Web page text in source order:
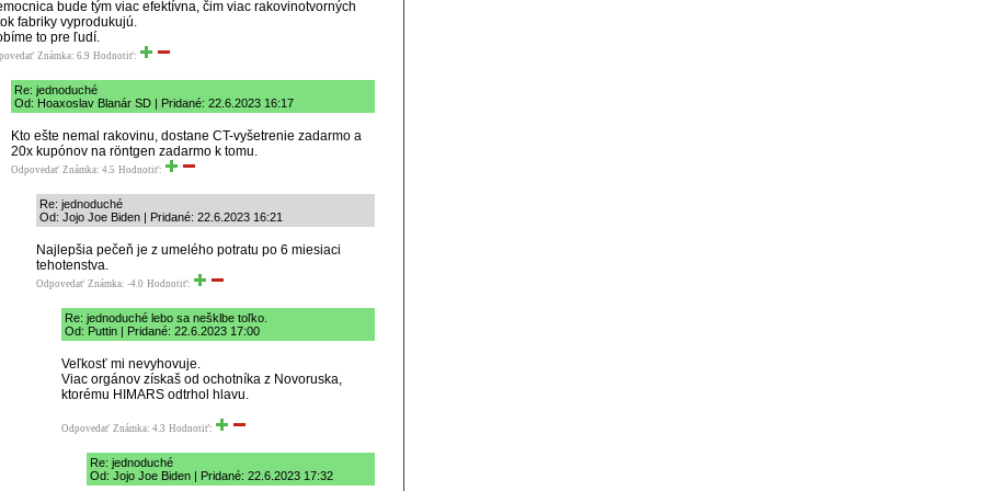
bude tým viac efektívna, čim viac rakovinotvorných
fabriky vyprodukujú.
to pre ľudí.
Známka: 6.9 Hodnotiť:
Re: jednoduché
Od: Hoaxoslav Blanár SD | Pridané: 22.6.2023 16:17
Kto ešte nemal rakovinu, dostane CT-vyšetrenie zadarmo a
20x kupónov na röntgen zadarmo k tomu.
Odpovedať Známka: 4.5 Hodnotiť:
Re: jednoduché
Od: Jojo Joe Biden | Pridané: 22.6.2023 16:21
Najlepšia pečeň je z umelého potratu po 6 miesiaci
tehotenstva.
Odpovedať Známka: -4.0 Hodnotiť:
Re: jednoduché lebo sa nešklbe toľko.
Od: Puttin | Pridané: 22.6.2023 17:00
Veľkosť mi nevyhovuje.
Viac orgánov získaš od ochotníka z Novoruska,
ktorému HIMARS odtrhol hlavu.
Odpovedať Známka: 4.3 Hodnotiť:
Re: jednoduché
Od: Jojo Joe Biden | Pridané: 22.6.2023 17:32